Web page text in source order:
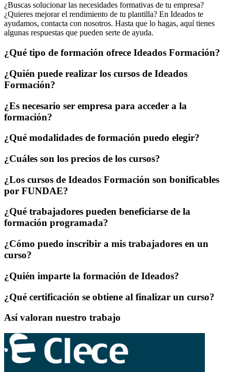
¿Buscas solucionar las necesidades formativas de tu empresa?
¿Quieres mejorar el rendimiento de tu plantilla? En Ideados te
ayudamos, contacta con nosotros. Hasta que lo hagas, aquí tienes
algunas respuestas que pueden serte de ayuda.
¿Qué tipo de formación ofrece Ideados Formación?
¿Quién puede realizar los cursos de Ideados
Formación?
¿Es necesario ser empresa para acceder a la
formación?
¿Qué modalidades de formación puedo elegir?
¿Cuáles son los precios de los cursos?
¿Los cursos de Ideados Formación son bonificables
por FUNDAE?
¿Qué trabajadores pueden beneficiarse de la
formación programada?
¿Cómo puedo inscribir a mis trabajadores en un
curso?
¿Quién imparte la formación de Ideados?
¿Qué certificación se obtiene al finalizar un curso?
Así valoran nuestro trabajo